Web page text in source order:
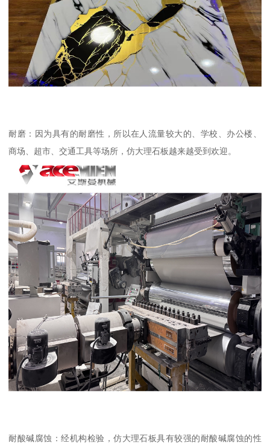
耐磨：因为具有的耐磨性，所以在人流量较大的、学校、办公楼、
商场、超市、交通工具等场所，仿大理石板越来越受到欢迎。
耐酸碱腐蚀：经机构检验，仿大理石板具有较强的耐酸碱腐蚀的性